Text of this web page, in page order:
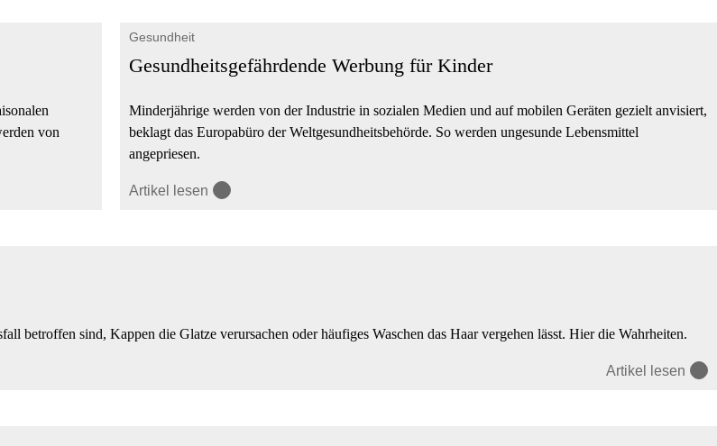
von
Gesundheit
Gesundheitsgefährdende Werbung für Kinder
Minderjährige werden von der Industrie in sozialen Medien und auf mobilen Geräten gezielt anvisiert,
beklagt das Europabüro der Weltgesundheitsbehörde. So werden ungesunde Lebensmittel
angepriesen.
Artikel lesen
betroffen sind, Kappen die Glatze verursachen oder häufiges Waschen das Haar vergehen lässt. Hier die Wahrheiten.
Artikel lesen